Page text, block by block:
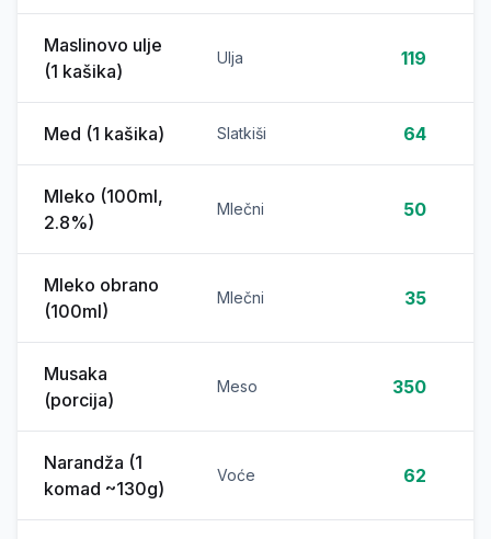
Maslinovo ulje
(1 kašika)
Ulja 119
Med (1 kašika) Slatkiši 64
Mleko (100ml,
2.8%)
Mlečni 50
Mleko obrano
(100ml)
Mlečni 35
Musaka
(porcija)
Meso 350
Narandža (1
komad ~130g)
Voće 62